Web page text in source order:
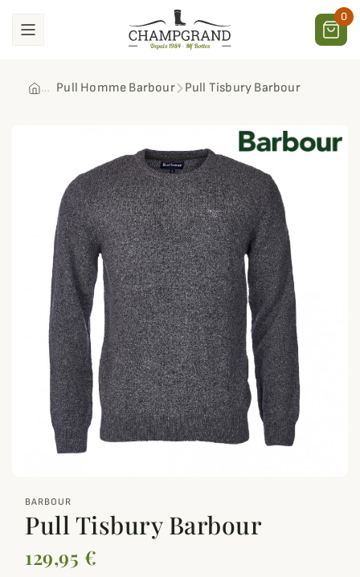
0
Pull Homme Barbour Pull Tisbury Barbour
BARBOUR
Pull Tisbury Barbour
129,95 €